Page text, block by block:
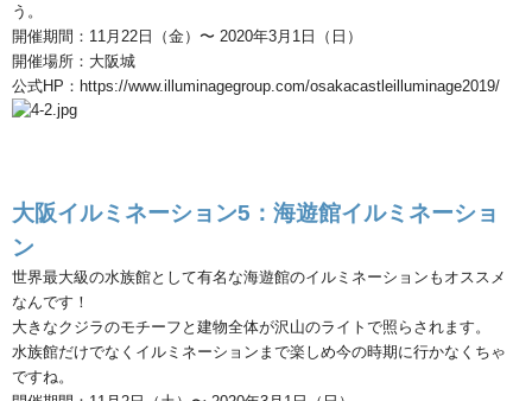
う。
開催期間： 11月 22 日（金）〜 2020年3月 1 日（日）
開催場所：大阪城
公式HP ： https://www.illuminagegroup.com/osakacastleilluminage2019/
大阪イルミネーション5 ：海遊館イルミネーショ
ン
世界最大級の水族館として有名な海遊館のイルミネーションもオススメ
なんです！
大きなクジラのモチーフと建物全体が沢山のライトで照らされます。
水族館だけでなくイルミネーションまで楽しめ今の時期に行かなくちゃ
ですね。